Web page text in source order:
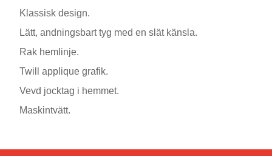
Klassisk design.
Lätt, andningsbart tyg med en slät känsla.
Rak hemlinje.
Twill applique grafik.
Vevd jocktag i hemmet.
Maskintvätt.